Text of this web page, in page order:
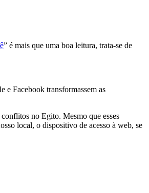
” é mais que uma boa leitura, trata-se de
e Facebook transformassem as
no Egito. Mesmo que esses
local, o dispositivo de acesso à web, se